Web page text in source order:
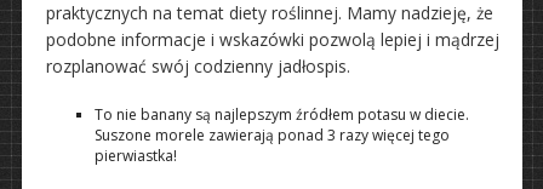
praktycznych na temat diety roślinnej. Mamy nadzieję, że
podobne informacje i wskazówki pozwolą lepiej i mądrzej
rozplanować swój codzienny jadłospis.
To nie banany są najlepszym źródłem potasu w diecie.
Suszone morele zawierają ponad 3 razy więcej tego
pierwiastka!